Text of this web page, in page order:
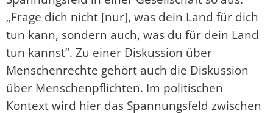
„Frage dich nicht [nur], was dein Land für dich
tun kann, sondern auch, was du für dein Land
tun kannst“. Zu einer Diskussion über
Menschenrechte gehört auch die Diskussion
über Menschenpflichten. Im politischen
Kontext wird hier das Spannungsfeld zwischen